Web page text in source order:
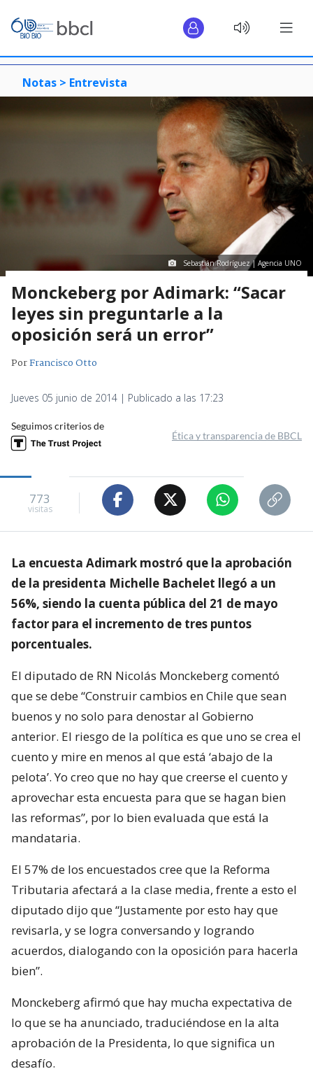
Notas > Entrevista
Sebastián Rodríguez | Agencia UNO
Monckeberg por Adimark: “Sacar
leyes sin preguntarle a la
oposición será un error”
PorFrancisco Otto
Jueves 05 junio de 2014 | Publicado a las 17:23
Seguimos criterios de
Ética y transparencia de BBCL
773
visitas
La encuesta Adimark mostró que la aprobación
de la presidenta Michelle Bachelet llegó a un
56%, siendo la cuenta pública del 21 de mayo
factor para el incremento de tres puntos
porcentuales.
El diputado de RN Nicolás Monckeberg comentó
que se debe “Construir cambios en Chile que sean
buenos y no solo para denostar al Gobierno
anterior. El riesgo de la política es que uno se crea el
cuento y mire en menos al que está ‘abajo de la
pelota’. Yo creo que no hay que creerse el cuento y
aprovechar esta encuesta para que se hagan bien
las reformas”, por lo bien evaluada que está la
mandataria.
El 57% de los encuestados cree que la Reforma
Tributaria afectará a la clase media, frente a esto el
diputado dijo que “Justamente por esto hay que
revisarla, y se logra conversando y logrando
acuerdos, dialogando con la oposición para hacerla
bien”.
Monckeberg afirmó que hay mucha expectativa de
lo que se ha anunciado, traduciéndose en la alta
aprobación de la Presidenta, lo que significa un
desafío.